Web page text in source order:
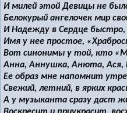
И милей этой Девицы не
Белокурый ангелочек мир
И Надежду в Сердце быстро,
Имя у нее простое,
Вот синонимы у той, кто
Анна, Аннушка, Анюта, Ася,
Ее образ мне напомнит
Свежий, летний, в ярких
А у музыканта сразу даст